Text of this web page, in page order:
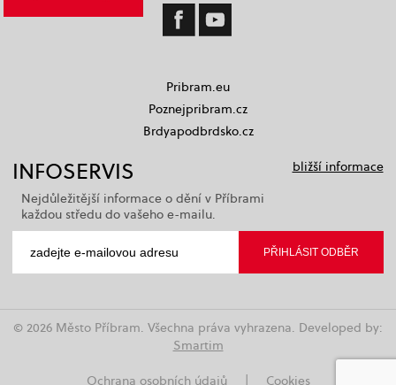
Pribram.eu
Poznejpribram.cz
Brdyapodbrdsko.cz
INFOSERVIS
bližší informace
Nejdůležitější informace o dění v Příbrami
každou středu do vašeho e-mailu.
© 2026 Město Příbram. Všechna práva vyhrazena. Developed by:
Smartim
Ochrana osobních údajů
Cookies